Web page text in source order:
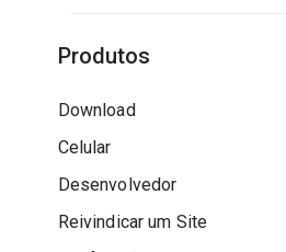
Produtos
Download
Celular
Desenvolvedor
Reivindicar um Site